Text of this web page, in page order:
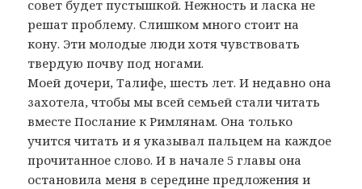
совет будет пустышкой. Нежность и ласка не
решат проблему. Слишком много стоит на
кону. Эти молодые люди хотя чувствовать
твердую почву под ногами.
Моей дочери, Талифе, шесть лет. И недавно она
захотела, чтобы мы всей семьей стали читать
вместе Послание к Римлянам. Она только
учится читать и я указывал пальцем на каждое
прочитанное слово. И в начале 5 главы она
остановила меня в середине предложения и